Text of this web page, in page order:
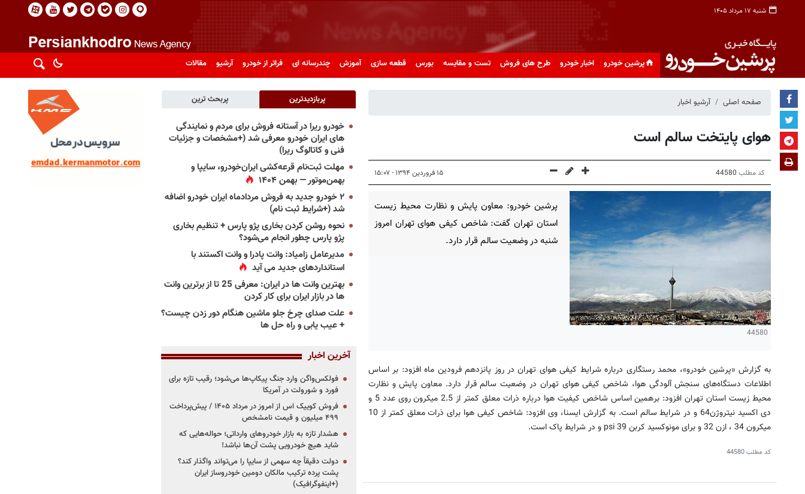
شنبه ۱۷ مرداد ۱۴۰۵
پرشین خودرو اخبار خودرو طرح های فروش تست و مقایسه بورس قطعه سازی آموزش چندرسانه ای فراتر از خودرو آرشیو مقالات
صفحه اصلی آرشیو اخبار
هوای پایتخت سالم است
کد مطلب 44580 ۱۵ فروردین ۱۳۹۴ - ۱۵:۰۷
44580
پرشین خودرو: معاون پایش و نظارت محیط زیست
استان تهران گفت: شاخص کیفی هوای تهران امروز
شنبه در وضعیت سالم قرار دارد.
به گزارش «پرشین خودرو»، محمد رستگاری درباره شرایط کیفی هوای تهران در روز پانزدهم فرودین ‌ماه افزود: بر اساس
اطلاعات دستگاه‌های سنجش آلود‌گی‌ هوا، شاخص کیفی هوای تهران در وضعیت سالم قرار دارد. معاون پایش و نظارت
محیط زیست استان تهران افزود: برهمین اساس شاخص کیفیت هوا درباره ذرات معلق کمتر از 2.5 میکرون روی عدد 5 و
دی اکسید نیتروژن64 و در شرایط سالم است. به گزارش ایسنا، وی افزود: شاخص کیفی هوا برای ذرات معلق کمتر از 10
میکرون 34 ، ازن 32 و برای مونوکسید کربن 39 psi و در شرایط پاک است.
کد مطلب44580
پربازدیدترین پربحث ترین
خودرو ریرا در آستانه فروش برای مردم و نمایندگی
های ایران خودرو معرفی شد (+مشخصات و جزئیات
فنی و کاتالوگ ریرا)
مهلت ثبت‌نام قرعه‌کشی ایران‌خودرو، سایپا و
بهمن‌موتور — بهمن ۱۴۰۴
۲ خودرو جدید به فروش مردادماه ایران خودرو اضافه
شد (+شرایط ثبت نام)
نحوه روشن کردن بخاری پژو پارس + تنظیم بخاری
پژو پارس چطور انجام می‌شود؟
مدیرعامل زامیاد: وانت پادرا و وانت اکستند با
استانداردهای جدید می آید
بهترین وانت ها در ایران: معرفی 25 تا از برترین وانت
ها در بازار ایران برای کار کردن
علت صدای چرخ جلو ماشین هنگام دور زدن چیست؟
+ عیب یابی و راه حل ها
آخرین اخبار
فولکس‌واگن وارد جنگ پیکاپ‌ها می‌شود؛ رقیب تازه برای
فورد و شورولت در آمریکا
فروش کوییک اس از امروز در مرداد ۱۴۰۵ / پیش‌پرداخت
۴۹۹ میلیون و قیمت نامشخص
هشدار تازه به بازار خودروهای وارداتی؛ حواله‌هایی که
شاید هیچ خودرویی پشت آن‌ها نباشد!
دولت دقیقاً چه سهمی از سایپا را می‌تواند واگذار کند؟
پشت پرده ترکیب مالکان دومین خودروساز ایران
(+اینفوگرافیک)